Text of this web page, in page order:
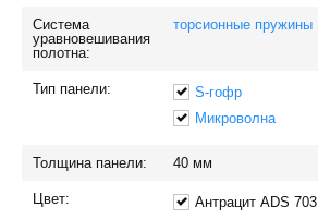
Система
уравновешивания
полотна:
торсионные пружины
Тип панели:
S-гофр
Микроволна
Толщина панели: 40 мм
Цвет:
Антрацит ADS 703